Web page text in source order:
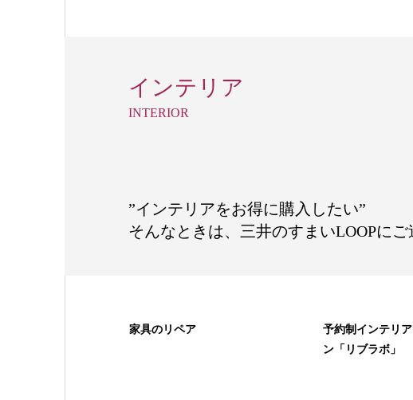
インテリア
INTERIOR
”インテリアをお得に購入したい”
そんなときは、三井のすまいLOOPにご
家具のリペア
予約制インテリ
ン「リブラボ」